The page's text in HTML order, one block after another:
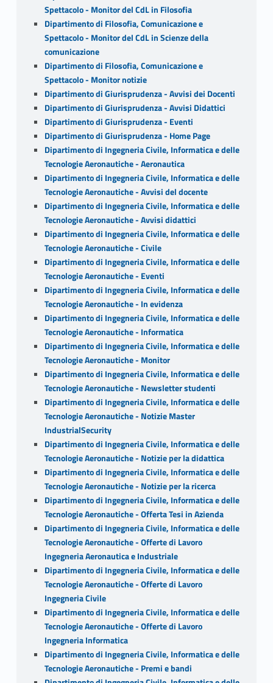
Spettacolo - Monitor del CdL in Filosofia
Dipartimento di Filosofia, Comunicazione e
Spettacolo - Monitor del CdL in Scienze della
comunicazione
Dipartimento di Filosofia, Comunicazione e
Spettacolo - Monitor notizie
Dipartimento di Giurisprudenza - Avvisi dei Docenti
Dipartimento di Giurisprudenza - Avvisi Didattici
Dipartimento di Giurisprudenza - Eventi
Dipartimento di Giurisprudenza - Home Page
Dipartimento di Ingegneria Civile, Informatica e delle
Tecnologie Aeronautiche - Aeronautica
Dipartimento di Ingegneria Civile, Informatica e delle
Tecnologie Aeronautiche - Avvisi del docente
Dipartimento di Ingegneria Civile, Informatica e delle
Tecnologie Aeronautiche - Avvisi didattici
Dipartimento di Ingegneria Civile, Informatica e delle
Tecnologie Aeronautiche - Civile
Dipartimento di Ingegneria Civile, Informatica e delle
Tecnologie Aeronautiche - Eventi
Dipartimento di Ingegneria Civile, Informatica e delle
Tecnologie Aeronautiche - In evidenza
Dipartimento di Ingegneria Civile, Informatica e delle
Tecnologie Aeronautiche - Informatica
Dipartimento di Ingegneria Civile, Informatica e delle
Tecnologie Aeronautiche - Monitor
Dipartimento di Ingegneria Civile, Informatica e delle
Tecnologie Aeronautiche - Newsletter studenti
Dipartimento di Ingegneria Civile, Informatica e delle
Tecnologie Aeronautiche - Notizie Master
IndustrialSecurity
Dipartimento di Ingegneria Civile, Informatica e delle
Tecnologie Aeronautiche - Notizie per la didattica
Dipartimento di Ingegneria Civile, Informatica e delle
Tecnologie Aeronautiche - Notizie per la ricerca
Dipartimento di Ingegneria Civile, Informatica e delle
Tecnologie Aeronautiche - Offerta Tesi in Azienda
Dipartimento di Ingegneria Civile, Informatica e delle
Tecnologie Aeronautiche - Offerte di Lavoro
Ingegneria Aeronautica e Industriale
Dipartimento di Ingegneria Civile, Informatica e delle
Tecnologie Aeronautiche - Offerte di Lavoro
Ingegneria Civile
Dipartimento di Ingegneria Civile, Informatica e delle
Tecnologie Aeronautiche - Offerte di Lavoro
Ingegneria Informatica
Dipartimento di Ingegneria Civile, Informatica e delle
Tecnologie Aeronautiche - Premi e bandi